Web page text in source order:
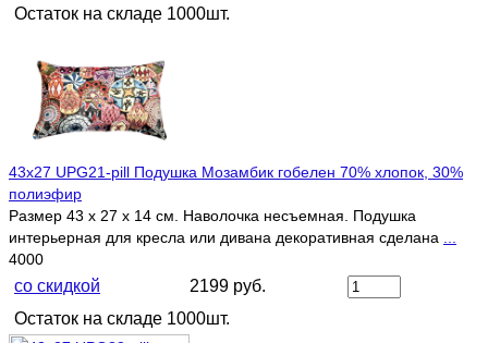
Остаток на складе 1000шт.
43х27 UPG21-pill Подушка Мозамбик гобелен 70% хлопок, 30%
полиэфир
Размер 43 х 27 х 14 см. Наволочка несъемная. Подушка
интерьерная для кресла или дивана декоративная сделана
4000
со скидкой
2199 руб.
Остаток на складе 1000шт.